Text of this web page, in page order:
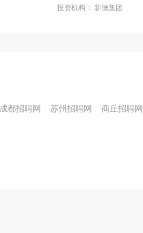
投资机构： 新德集团
成都招聘网 苏州招聘网 商丘招聘网